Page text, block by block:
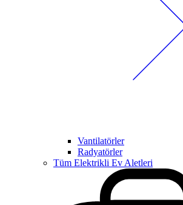
Vantilatörler
Radyatörler
Tüm Elektrikli Ev Aletleri